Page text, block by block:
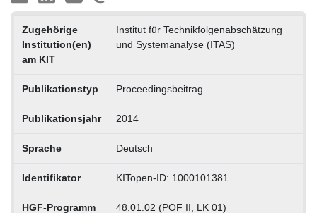
Zugehörige
Institution(en)
am KIT
Institut für Technikfolgenabschätzung
und Systemanalyse (ITAS)
Publikationstyp Proceedingsbeitrag
Publikationsjahr 2014
Sprache Deutsch
Identifikator KITopen-ID: 1000101381
HGF-Programm 48.01.02 (POF II, LK 01)